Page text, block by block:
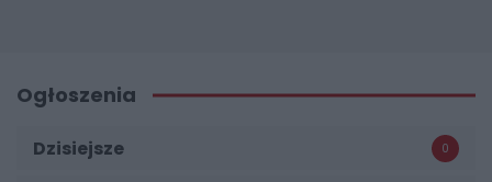
Ogłoszenia
Dzisiejsze 0